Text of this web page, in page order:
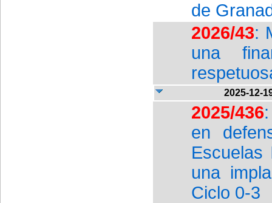
de
2026/43:
una
2025-12-
2025/436
en
Escuelas
una
Ciclo 0-3